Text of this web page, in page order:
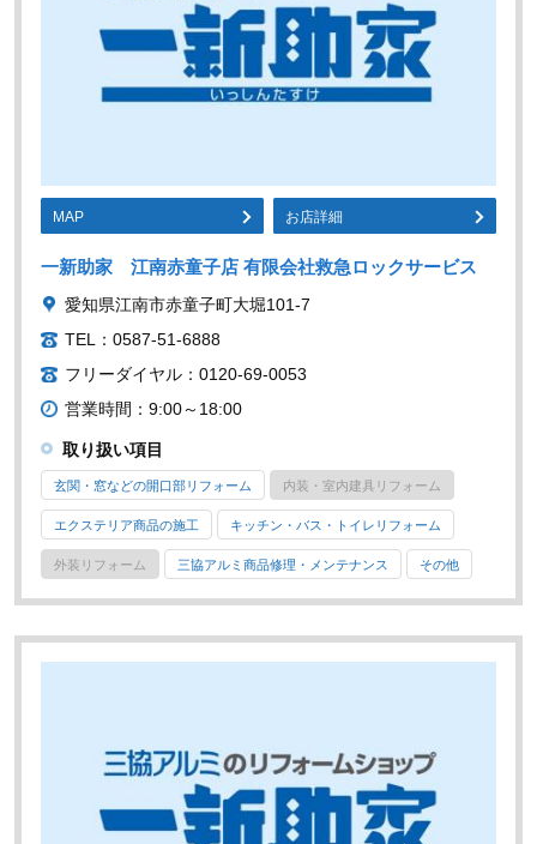
MAP お店詳細
一新助家 江南赤童子店 有限会社救急ロックサービス
愛知県江南市赤童子町大堀101-7
TEL：0587-51-6888
フリーダイヤル：0120-69-0053
営業時間：9:00～18:00
取り扱い項目
玄関・窓などの開口部リフォーム 内装・室内建具リフォーム
エクステリア商品の施工 キッチン・バス・トイレリフォーム
外装リフォーム 三協アルミ商品修理・メンテナンス その他